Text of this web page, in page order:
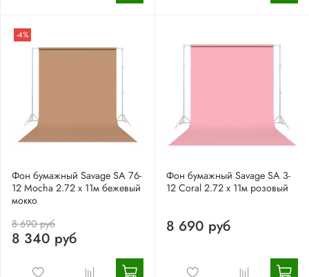
-4%
Фон бумажный Savage SA 76-
12 Mocha 2.72 x 11м бежевый
мокко
8 690 руб
8 340 руб
Фон бумажный Savage SA 3-
12 Coral 2.72 x 11м розовый
8 690 руб